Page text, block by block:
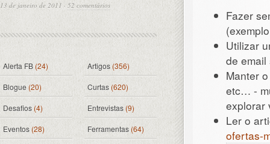
Fazer
Utilizar
de
Manter
etc… -
explorar
Ler o
ofertas-
13 de janeiro de 2011 · 52 comentários
Alerta FB (24) Artigos(356)
Blogue (20) Curtas(620)
Desafios(4) Entrevistas (9)
Eventos (28) Ferramentas (64)